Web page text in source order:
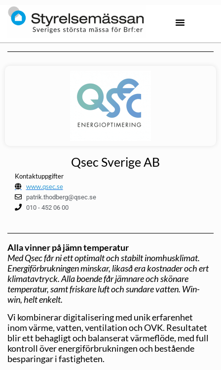
Qsec Sverige AB
Kontaktuppgifter
www.qsec.se
patrik.thodberg@qsec.se
010 - 452 06 00
Alla vinner på jämn temperatur
Med Qsec får ni ett optimalt och stabilt inomhusklimat.
Energiförbrukningen minskar, likaså era kostnader och ert
klimatavtryck. Alla boende får jämnare och skönare
temperatur, samt friskare luft och sundare vatten. Win-
win, helt enkelt.
Vi kombinerar digitalisering med unik erfarenhet
inom värme, vatten, ventilation och OVK. Resultatet
blir ett behagligt och balanserat värmeflöde, med full
kontroll över energiförbrukningen och bestående
besparingar i fastigheten.